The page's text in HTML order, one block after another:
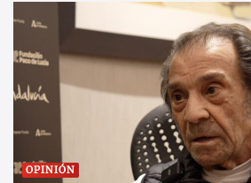
OPINIÓN